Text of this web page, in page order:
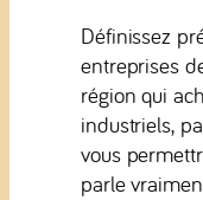
Définissez
entreprises
région qui
industriels,
vous
parle